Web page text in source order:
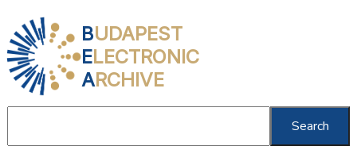
BUDAPEST
ELECTRONIC
ARCHIVE
Search